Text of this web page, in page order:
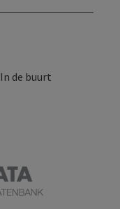
In de buurt